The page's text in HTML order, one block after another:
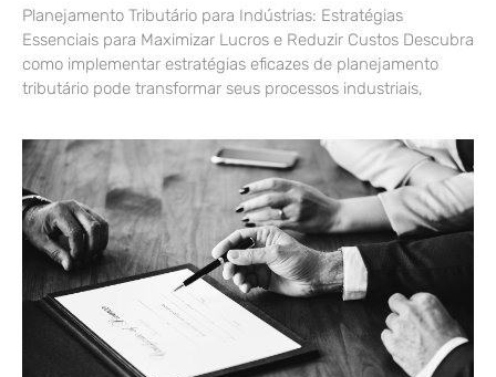
Planejamento Tributário para Indústrias: Estratégias
Essenciais para Maximizar Lucros e Reduzir Custos Descubra
como implementar estratégias eficazes de planejamento
tributário pode transformar seus processos industriais,